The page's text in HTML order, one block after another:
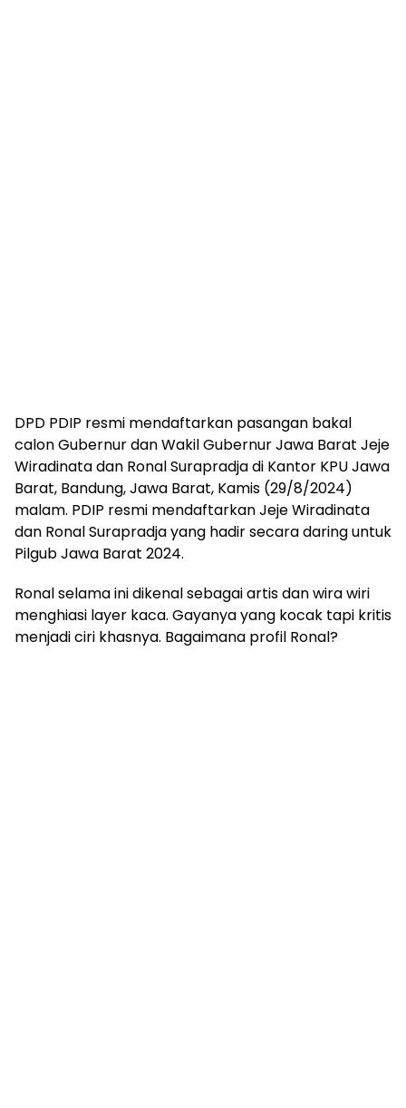
DPD PDIP resmi mendaftarkan pasangan bakal
calon Gubernur dan Wakil Gubernur Jawa Barat Jeje
Wiradinata dan Ronal Surapradja di Kantor KPU Jawa
Barat, Bandung, Jawa Barat, Kamis (29/8/2024)
malam. PDIP resmi mendaftarkan Jeje Wiradinata
dan Ronal Surapradja yang hadir secara daring untuk
Pilgub Jawa Barat 2024.
Ronal selama ini dikenal sebagai artis dan wira wiri
menghiasi layer kaca. Gayanya yang kocak tapi kritis
menjadi ciri khasnya. Bagaimana profil Ronal?